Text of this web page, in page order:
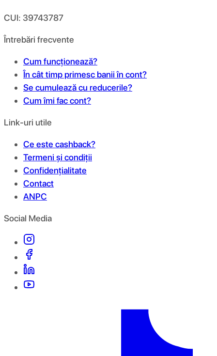
CUI: 39743787
Întrebări frecvente
Cum funcționează?
În cât timp primesc banii în cont?
Se cumulează cu reducerile?
Cum îmi fac cont?
Link-uri utile
Ce este cashback?
Termeni și condiții
Confidențialitate
Contact
ANPC
Social Media